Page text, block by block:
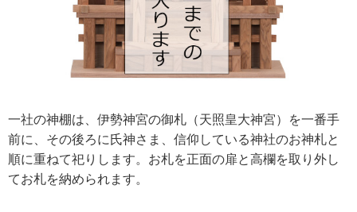
一社の神棚は 、伊勢神宮の御札（天照皇大神宮）を一番手
前に、その後ろに氏神さま、信仰している神社のお神札と
順に重ねて祀りします。 お札を正面の扉と高欄を取り外し
てお札を納められます。